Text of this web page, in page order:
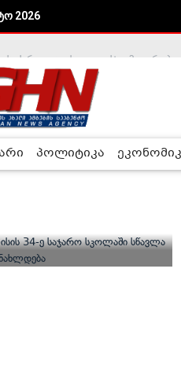
2026
აშშ-მა საქართველოსთან
პოლიტიკა